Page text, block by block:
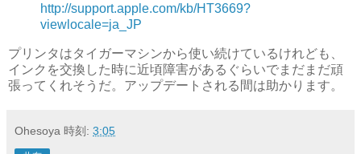
http://support.apple.com/kb/HT3669?
viewlocale=ja_JP
プリンタはタイガーマシンから使い続けているけれども、
インクを交換した時に近頃障害があるぐらいでまだまだ頑
張ってくれそうだ。アップデートされる間は助かります。
Ohesoya 時刻: 3:05